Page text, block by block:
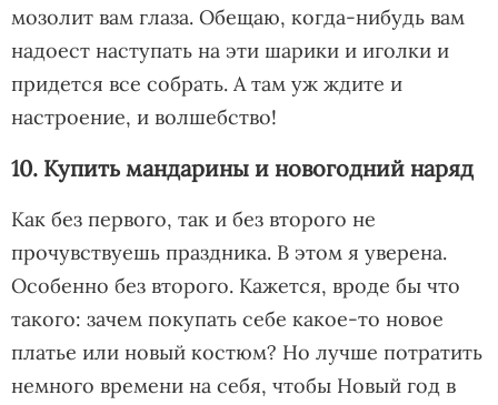
мозолит вам глаза. Обещаю, когда-нибудь вам
надоест наступать на эти шарики и иголки и
придется все собрать. А там уж ждите и
настроение, и волшебство!
10. Купить мандарины и новогодний наряд
Как без первого, так и без второго не
прочувствуешь праздника. В этом я уверена.
Особенно без второго. Кажется, вроде бы что
такого: зачем покупать себе какое-то новое
платье или новый костюм? Но лучше потратить
немного времени на себя, чтобы Новый год в